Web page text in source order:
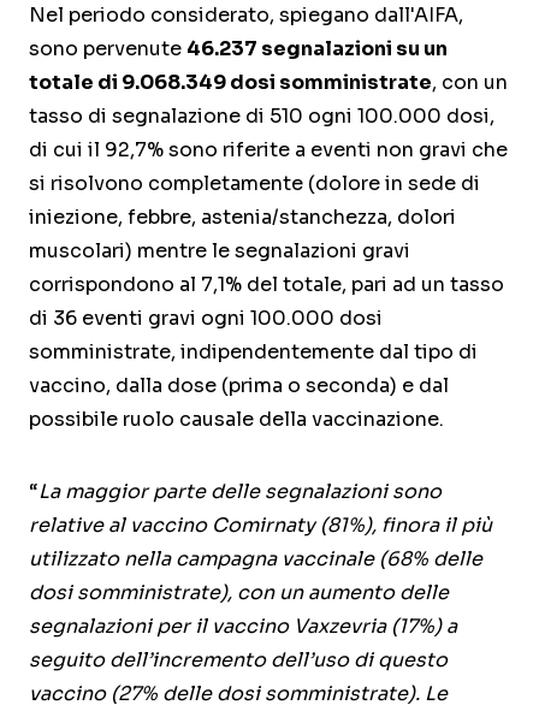
Nel periodo considerato, spiegano dall'AIFA,
sono pervenute 46.237 segnalazioni su un
totale di 9.068.349 dosi somministrate, con un
tasso di segnalazione di 510 ogni 100.000 dosi,
di cui il 92,7% sono riferite a eventi non gravi che
si risolvono completamente (dolore in sede di
iniezione, febbre, astenia/stanchezza, dolori
muscolari) mentre le segnalazioni gravi
corrispondono al 7,1% del totale, pari ad un tasso
di 36 eventi gravi ogni 100.000 dosi
somministrate, indipendentemente dal tipo di
vaccino, dalla dose (prima o seconda) e dal
possibile ruolo causale della vaccinazione.
“La maggior parte delle segnalazioni sono
relative al vaccino Comirnaty (81%), finora il più
utilizzato nella campagna vaccinale (68% delle
dosi somministrate), con un aumento delle
segnalazioni per il vaccino Vaxzevria (17%) a
seguito dell’incremento dell’uso di questo
vaccino (27% delle dosi somministrate). Le